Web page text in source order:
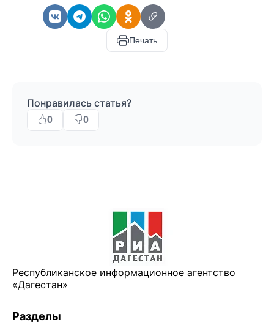
Печать
Понравилась статья?
0 0
Республиканское информационное агентство
«Дагестан»
Разделы